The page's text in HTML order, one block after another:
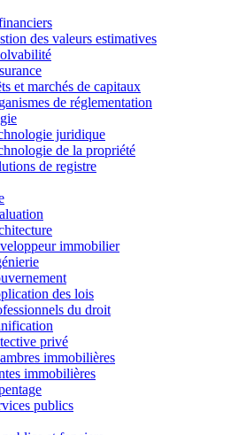
des valeurs estimatives
et marchés de capitaux
de réglementation
juridique
de la propriété
de registre
immobilier
des lois
du droit
privé
immobilières
immobilières
publics